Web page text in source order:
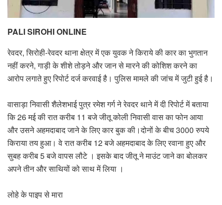
PALI SIROHI ONLINE
रेवदर, सिरोही-रेवदर थाना क्षेत्र में एक युवक ने किराये की कार का भुगतान
नहीं करने, गाड़ी के शीशे तोड़ने और जान से मारने की कोशिश करने का
आरोप लगाते हुए रिपोर्ट दर्ज करवाई है। पुलिस मामले की जांच में जुटी हुई है।
वासाड़ा निवासी शैलेशभाई पुत्र रमेश गर्ग ने रेवदर थाने में दी रिपोर्ट में बताया
कि 26 मई की रात करीब 11 बजे जीतू कोली निवासी वास का फोन आया
और उसने अहमदाबाद जाने के लिए कार बुक की।दोनों के बीच 3000 रुपये
किराया तय हुआ। वे रात करीब 12 बजे अहमदाबाद के लिए रवाना हुए और
सुबह करीब 5 बजे वापस लौटे । इसके बाद जीतू ने माउंट जाने का बोलकर
अपने तीन और साथियों को साथ में लिया ।
लोहे के पाइप से मारा